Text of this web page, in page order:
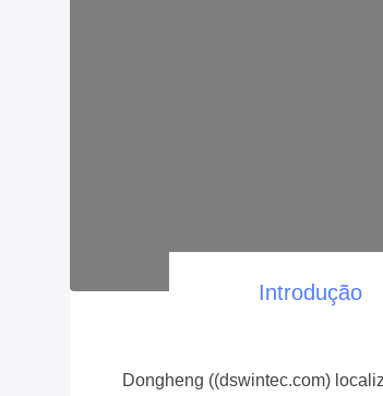
Introdução
Dongheng ((dswintec.com)